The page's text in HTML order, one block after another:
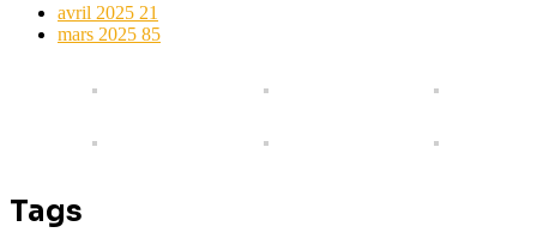
avril 2025 21
mars 2025 85
Tags